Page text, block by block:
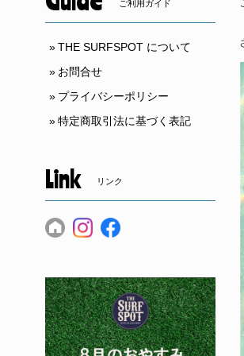
ご利用ガイド
THE SURFSPOT について
お問合せ
プライバシーポリシー
特定商取引法に基づく表記
Link リンク